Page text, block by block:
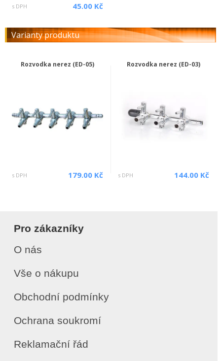
s DPH 45.00 Kč
Varianty produktu
Rozvodka nerez (ED-05)
s DPH 179.00 Kč
Rozvodka nerez (ED-03)
s DPH 144.00 Kč
Pro zákazníky
O nás
Vše o nákupu
Obchodní podmínky
Ochrana soukromí
Reklamační řád